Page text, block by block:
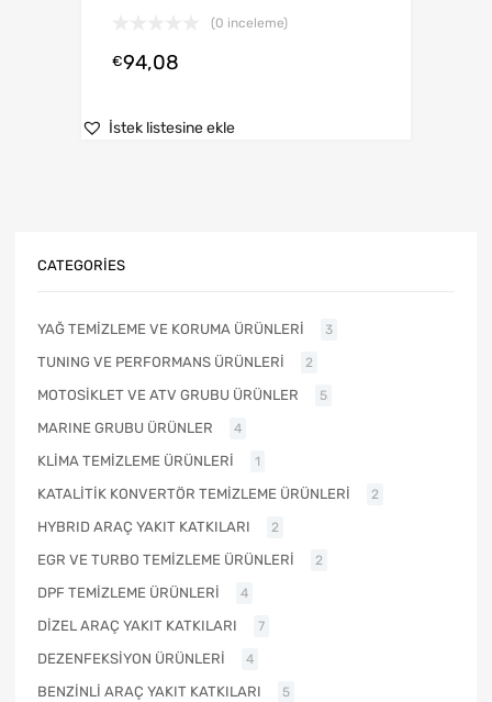
(0 inceleme)
€94,08
İstek listesine ekle
CATEGORIES
YAĞ TEMİZLEME VE KORUMA ÜRÜNLERİ 3
TUNING VE PERFORMANS ÜRÜNLERİ 2
MOTOSİKLET VE ATV GRUBU ÜRÜNLER 5
MARINE GRUBU ÜRÜNLER 4
KLİMA TEMİZLEME ÜRÜNLERİ 1
KATALİTİK KONVERTÖR TEMİZLEME ÜRÜNLERİ 2
HYBRID ARAÇ YAKIT KATKILARI 2
EGR VE TURBO TEMİZLEME ÜRÜNLERİ 2
DPF TEMİZLEME ÜRÜNLERİ 4
DİZEL ARAÇ YAKIT KATKILARI 7
DEZENFEKSİYON ÜRÜNLERİ 4
BENZİNLİ ARAÇ YAKIT KATKILARI 5